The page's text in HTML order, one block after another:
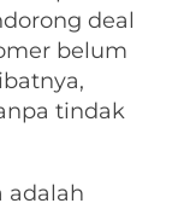
deal
belum
tindak
adalah